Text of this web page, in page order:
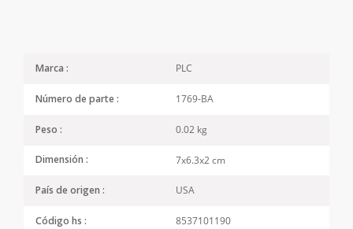
Marca : PLC
Número de parte : 1769-BA
Peso : 0.02 kg
Dimensión : 7x6.3x2 cm
País de origen : USA
Código hs : 8537101190